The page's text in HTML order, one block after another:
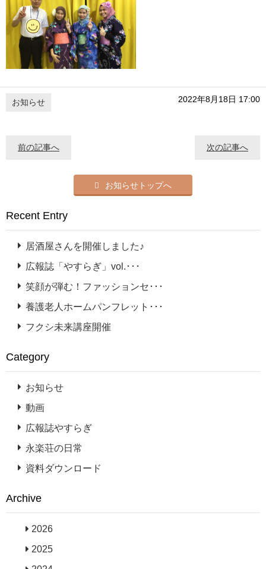
お知らせ 2022年8月18日 17:00
前の記事へ 次の記事へ
お知らせトップへ
Recent Entry
居酒屋さんを開催しました♪
広報誌「やすらぎ」vol.･･･
笑顔が弾む！ファッションセ･･･
養護老人ホームパンフレット･･･
フクシ未来講座開催
Category
お知らせ
動画
広報誌やすらぎ
永楽荘の日常
資料ダウンロード
Archive
2026
2025